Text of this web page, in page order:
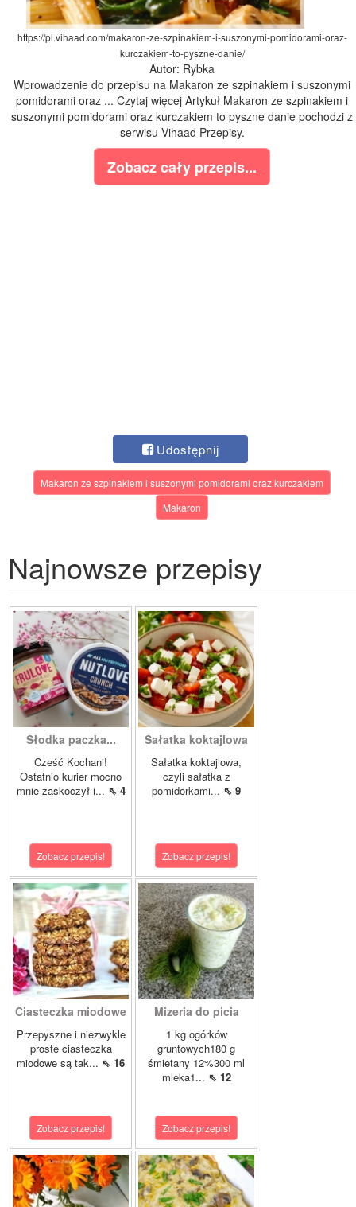
https://pl.vihaad.com/makaron-ze-szpinakiem-i-suszonymi-pomidorami-oraz-
kurczakiem-to-pyszne-danie/
Autor: Rybka
Wprowadzenie do przepisu na Makaron ze szpinakiem i suszonymi
pomidorami oraz ... Czytaj więcej Artykuł Makaron ze szpinakiem i
suszonymi pomidorami oraz kurczakiem to pyszne danie pochodzi z
serwisu Vihaad Przepisy.
Zobacz cały przepis...
Udostępnij
Makaron ze szpinakiem i suszonymi pomidorami oraz kurczakiem
Makaron
Najnowsze przepisy
Słodka paczka...
Cześć Kochani!
Ostatnio kurier mocno
mnie zaskoczył i... ⇖ 4
Zobacz przepis!
Sałatka koktajlowa
Sałatka koktajlowa,
czyli sałatka z
pomidorkami... ⇖ 9
Zobacz przepis!
Ciasteczka miodowe
Przepyszne i niezwykle
proste ciasteczka
miodowe są tak... ⇖ 16
Zobacz przepis!
Mizeria do picia
1 kg ogórków
gruntowych180 g
śmietany 12%300 ml
mleka1... ⇖ 12
Zobacz przepis!